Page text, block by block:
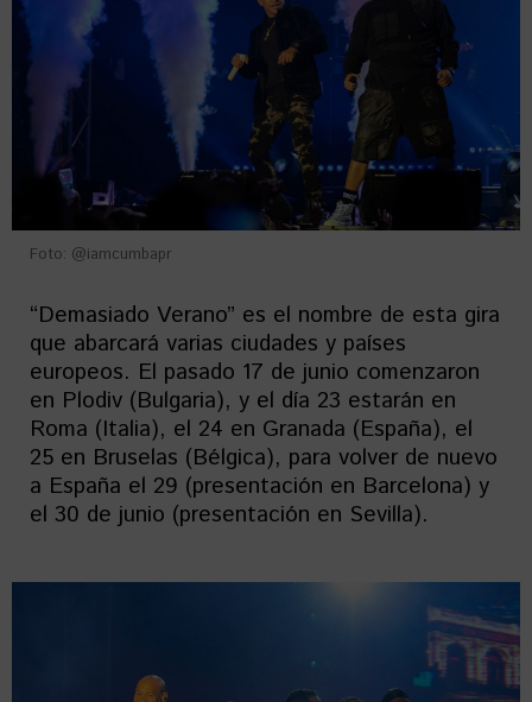
Foto: @iamcumbapr
“Demasiado Verano” es el nombre de esta gira
que abarcará varias ciudades y países
europeos. El pasado 17 de junio comenzaron
en Plodiv (Bulgaria), y el día 23 estarán en
Roma (Italia), el 24 en Granada (España), el
25 en Bruselas (Bélgica), para volver de nuevo
a España el 29 (presentación en Barcelona) y
el 30 de junio (presentación en Sevilla).